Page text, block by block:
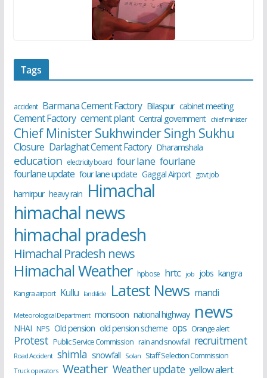
Tags
accident Barmana Cement Factory Bilaspur cabinet meeting
Cement Factory cement plant Central government chief minister
Chief Minister Sukhwinder Singh Sukhu
Closure Darlaghat Cement Factory Dharamshala
education electricity board four lane fourlane
fourlane update four lane update Gaggal Airport govt job
hamirpur heavy rain Himachal
himachal news
himachal pradesh
Himachal Pradesh news
Himachal Weather hpbose hrtc job jobs kangra
Kangra airport Kullu landslide Latest News mandi
Meteorological Department monsoon national highway news
NHAI NPS Old pension old pension scheme ops Orange alert
Protest Public Service Commission rain and snowfall recruitment
Road Accident shimla snowfall Solan Staff Selection Commission
Truck operators Weather Weather update yellow alert